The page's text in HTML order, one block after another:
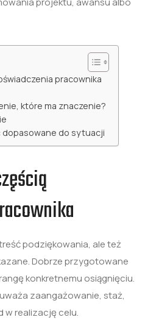
pracownika
które ma znaczenie?
do sytuacji
podziękowania, ale też
Dobrze przygotowane
konkretnemu osiągnięciu.
zaangażowanie, staż,
w realizację celu.